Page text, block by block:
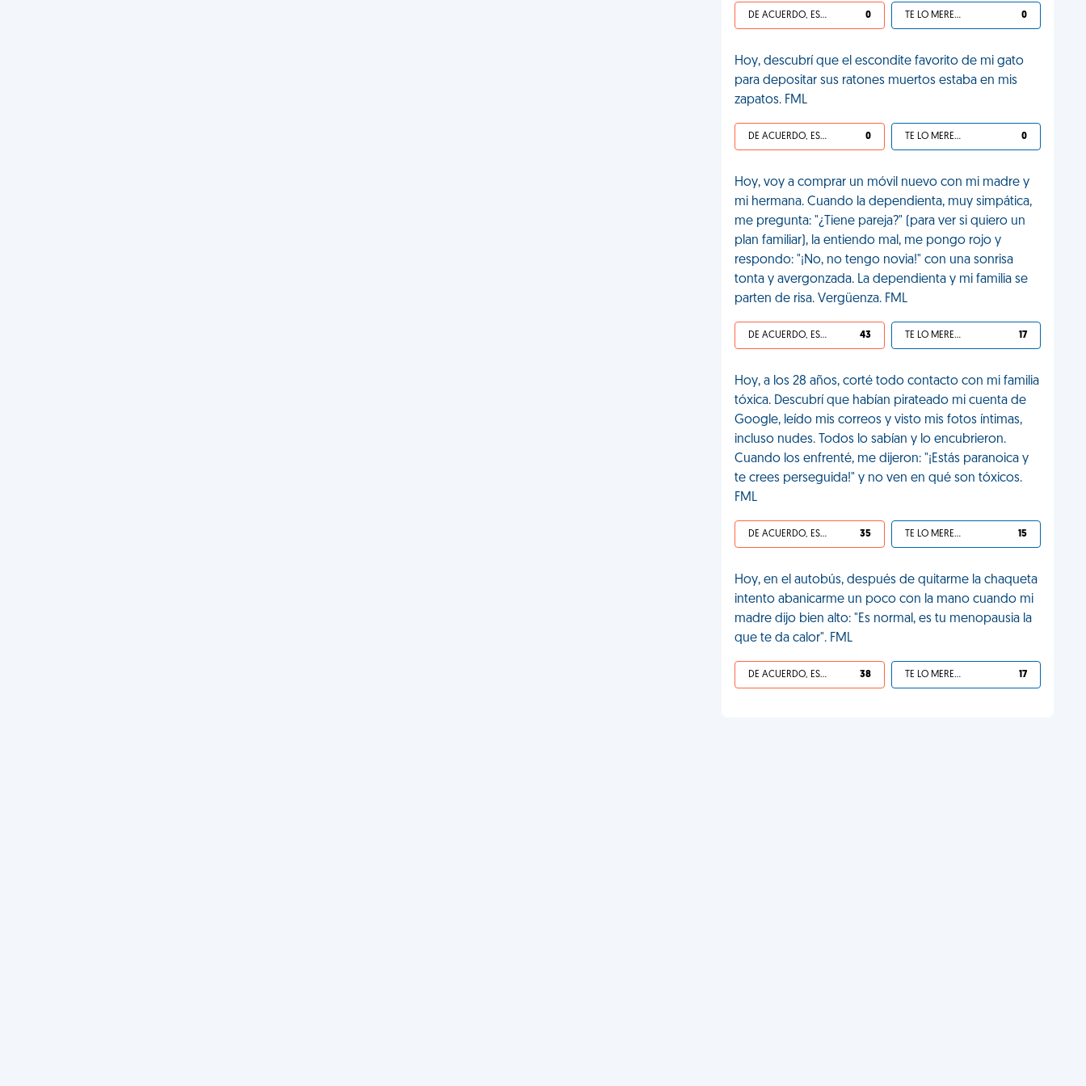
DE ACUERDO, ES UNA VIDA HP 0 TE LO MERECES 0
Hoy, descubrí que el escondite favorito de mi gato
para depositar sus ratones muertos estaba en mis
zapatos. FML
DE ACUERDO, ES UNA VIDA HP 0 TE LO MERECES 0
Hoy, voy a comprar un móvil nuevo con mi madre y
mi hermana. Cuando la dependienta, muy simpática,
me pregunta: "¿Tiene pareja?" (para ver si quiero un
plan familiar), la entiendo mal, me pongo rojo y
respondo: "¡No, no tengo novia!" con una sonrisa
tonta y avergonzada. La dependienta y mi familia se
parten de risa. Vergüenza. FML
DE ACUERDO, ES UNA VIDA HP 43 TE LO MERECES 17
Hoy, a los 28 años, corté todo contacto con mi familia
tóxica. Descubrí que habían pirateado mi cuenta de
Google, leído mis correos y visto mis fotos íntimas,
incluso nudes. Todos lo sabían y lo encubrieron.
Cuando los enfrenté, me dijeron: "¡Estás paranoica y
te crees perseguida!" y no ven en qué son tóxicos.
FML
DE ACUERDO, ES UNA VIDA HP 35 TE LO MERECES 15
Hoy, en el autobús, después de quitarme la chaqueta
intento abanicarme un poco con la mano cuando mi
madre dijo bien alto: "Es normal, es tu menopausia la
que te da calor". FML
DE ACUERDO, ES UNA VIDA HP 38 TE LO MERECES 17